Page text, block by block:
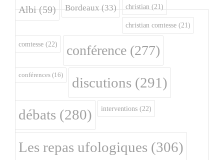
Albi(59) Bordeaux(33) christian (21)
christian comtesse (21)
comtesse (22) conférence (277)
conférences (16) discutions (291)
débats (280) interventions (22)
Les repas ufologiques (306)